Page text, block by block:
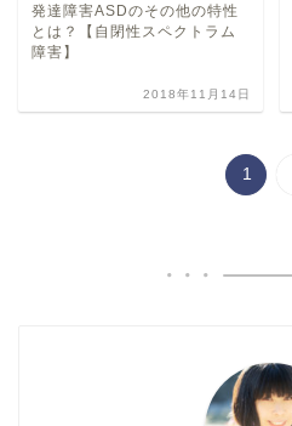
発達障害ASDのその他の特性
とは？【自閉性スペクトラム
障害】
2018年11月14日
1